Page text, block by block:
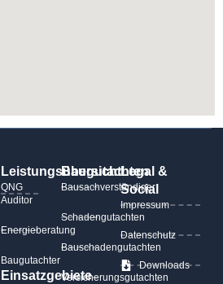
Leistungsübersicht
QNG
Auditor
Energieberatung
Baugutachter
Einsatzgebiete
Baugutachten
Bausachverständiger
Schadengutachten
Bauschadengutachten
Versicherungsgutachten
Legal &
Social
Impressum
Datenschutz
Downloads